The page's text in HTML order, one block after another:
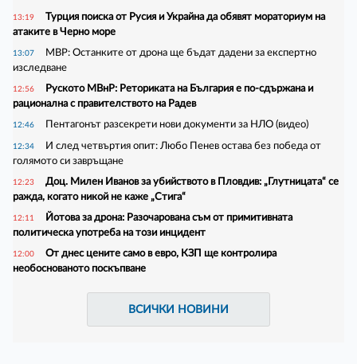
13:19
Турция поиска от Русия и Украйна да обявят мораториум на
атаките в Черно море
13:07
МВР: Останките от дрона ще бъдат дадени за експертно
изследване
12:56
Руското МВнР: Реториката на България е по-сдържана и
рационална с правителството на Радев
12:46 Пентагонът разсекрети нови документи за НЛО (видео)
12:34
И след четвъртия опит: Любо Пенев остава без победа от
голямото си завръщане
12:23
Доц. Милен Иванов за убийството в Пловдив: „Глутницата“ се
ражда, когато никой не каже „Стига“
12:11
Йотова за дрона: Разочарована съм от примитивната
политическа употреба на този инцидент
12:00
От днес цените само в евро, КЗП ще контролира
необоснованото поскъпване
ВСИЧКИ НОВИНИ